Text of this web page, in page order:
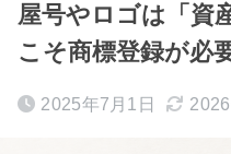
屋号やロゴは「資
こそ商標登録が必
2025年7月1日